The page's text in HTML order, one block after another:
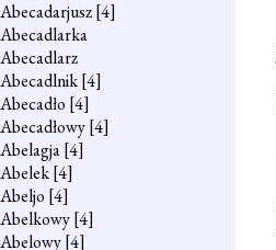
Abecadarjusz[4]
Abecadlarka
Abecadlarz
Abecadlnik[4]
Abecadło [4]
Abecadłowy[4]
Abelagja[4]
Abelek[4]
Abeljo [4]
Abelkowy[4]
Abelowy[4]